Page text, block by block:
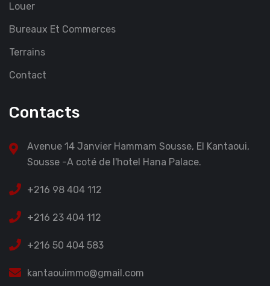
Louer
Bureaux Et Commerces
Terrains
Contact
Contacts
Avenue 14 Janvier Hammam Sousse, El Kantaoui,
Sousse -A coté de l'hotel Hana Palace.
+216 98 404 112
+216 23 404 112
+216 50 404 583
kantaouimmo@gmail.com